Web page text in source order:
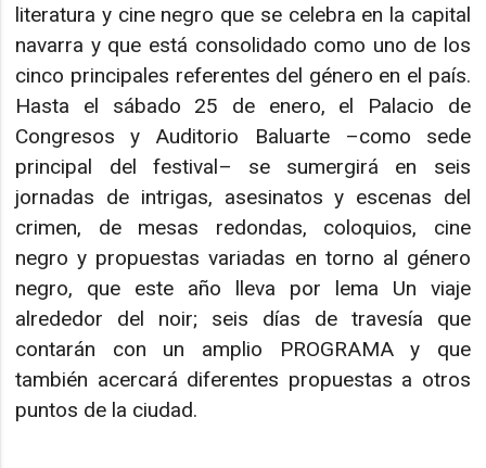
literatura y cine negro que se celebra en la capital
navarra y que está consolidado como uno de los
cinco principales referentes del género en el país.
Hasta el sábado 25 de enero, el Palacio de
Congresos y Auditorio Baluarte –como sede
principal del festival– se sumergirá en seis
jornadas de intrigas, asesinatos y escenas del
crimen, de mesas redondas, coloquios, cine
negro y propuestas variadas en torno al género
negro, que este año lleva por lema Un viaje
alrededor del noir; seis días de travesía que
contarán con un amplio PROGRAMA y que
también acercará diferentes propuestas a otros
puntos de la ciudad.